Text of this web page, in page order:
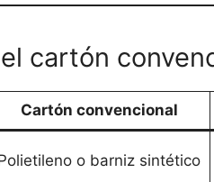
cartón
Cartón convencional
o barniz sintético